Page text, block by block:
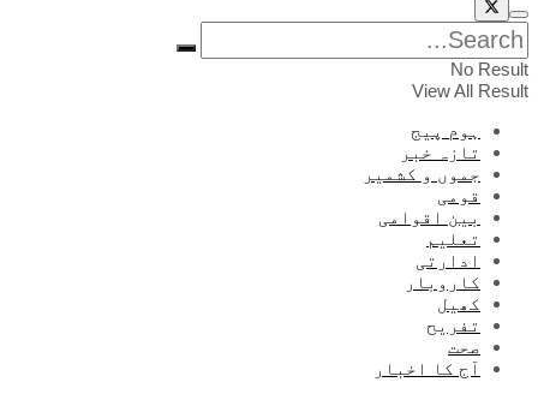
No Result
View All Result
ہوم پیج
تازہ خبر
جموں و کشمیر
قومی
بین اقوامی
تعلیم
ادارتی
کاروبار
کھیل
تفریح
صحت
آج کا اخبار